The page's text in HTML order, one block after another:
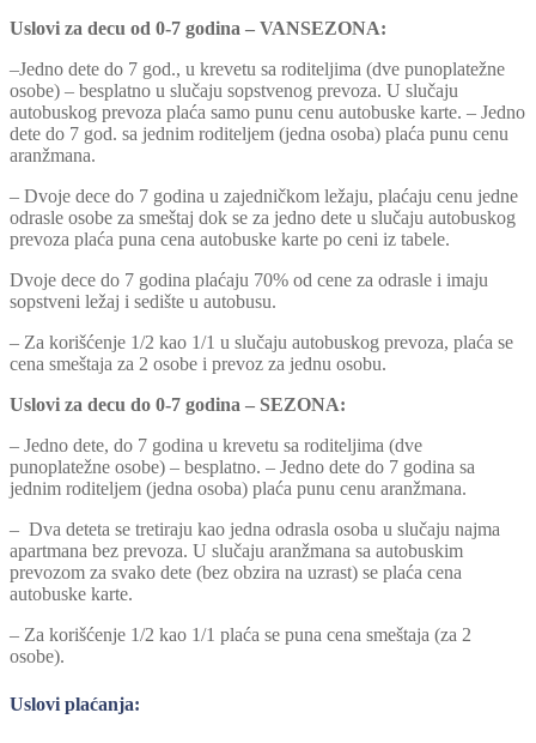
Uslovi za decu od 0-7 godina – VANSEZONA:
–Jedno dete do 7 god., u krevetu sa roditeljima (dve punoplatežne
osobe) – besplatno u slučaju sopstvenog prevoza. U slučaju
autobuskog prevoza plaća samo punu cenu autobuske karte. – Jedno
dete do 7 god. sa jednim roditeljem (jedna osoba) plaća punu cenu
aranžmana.
– Dvoje dece do 7 godina u zajedničkom ležaju, plaćaju cenu jedne
odrasle osobe za smeštaj dok se za jedno dete u slučaju autobuskog
prevoza plaća puna cena autobuske karte po ceni iz tabele.
Dvoje dece do 7 godina plaćaju 70% od cene za odrasle i imaju
sopstveni ležaj i sedište u autobusu.
– Za korišćenje 1/2 kao 1/1 u slučaju autobuskog prevoza, plaća se
cena smeštaja za 2 osobe i prevoz za jednu osobu.
Uslovi za decu do 0-7 godina – SEZONA:
– Jedno dete, do 7 godina u krevetu sa roditeljima (dve
punoplatežne osobe) – besplatno. – Jedno dete do 7 godina sa
jednim roditeljem (jedna osoba) plaća punu cenu aranžmana.
– Dva deteta se tretiraju kao jedna odrasla osoba u slučaju najma
apartmana bez prevoza. U slučaju aranžmana sa autobuskim
prevozom za svako dete (bez obzira na uzrast) se plaća cena
autobuske karte.
– Za korišćenje 1/2 kao 1/1 plaća se puna cena smeštaja (za 2
osobe).
Uslovi plaćanja: